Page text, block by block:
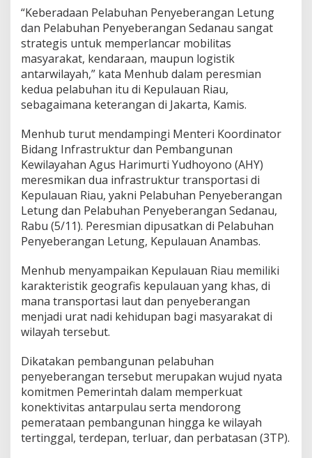
t
a
s
d
a
n
L
o
g
s
t
i
k
“Keberadaan Pelabuhan Penyeberangan Letung
dan Pelabuhan Penyeberangan Sedanau sangat
strategis untuk memperlancar mobilitas
masyarakat, kendaraan, maupun logistik
antarwilayah,” kata Menhub dalam peresmian
kedua pelabuhan itu di Kepulauan Riau,
sebagaimana keterangan di Jakarta, Kamis.
Menhub turut mendampingi Menteri Koordinator
Bidang Infrastruktur dan Pembangunan
Kewilayahan Agus Harimurti Yudhoyono (AHY)
meresmikan dua infrastruktur transportasi di
Kepulauan Riau, yakni Pelabuhan Penyeberangan
Letung dan Pelabuhan Penyeberangan Sedanau,
Rabu (5/11). Peresmian dipusatkan di Pelabuhan
Penyeberangan Letung, Kepulauan Anambas.
Menhub menyampaikan Kepulauan Riau memiliki
karakteristik geografis kepulauan yang khas, di
mana transportasi laut dan penyeberangan
menjadi urat nadi kehidupan bagi masyarakat di
wilayah tersebut.
Dikatakan pembangunan pelabuhan
penyeberangan tersebut merupakan wujud nyata
komitmen Pemerintah dalam memperkuat
konektivitas antarpulau serta mendorong
pemerataan pembangunan hingga ke wilayah
tertinggal, terdepan, terluar, dan perbatasan (3TP).